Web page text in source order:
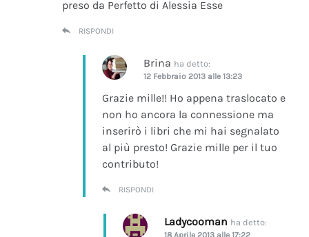
preso da Perfetto di Alessia Esse
RISPONDI
Brina ha detto:
12 Febbraio 2013 alle 13:23
Grazie mille!! Ho appena traslocato e
non ho ancora la connessione ma
inserirò i libri che mi hai segnalato
al più presto! Grazie mille per il tuo
contributo!
RISPONDI
Ladycooman ha detto:
18 Aprile 2013 alle 17:22